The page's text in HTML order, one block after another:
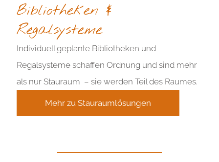
Bibliotheken &
Regalsysteme
Individuell geplante Bibliotheken und
Regalsysteme schaffen Ordnung und sind mehr
als nur Stauraum – sie werden Teil des Raumes.
Mehr zu Stauraumlösungen